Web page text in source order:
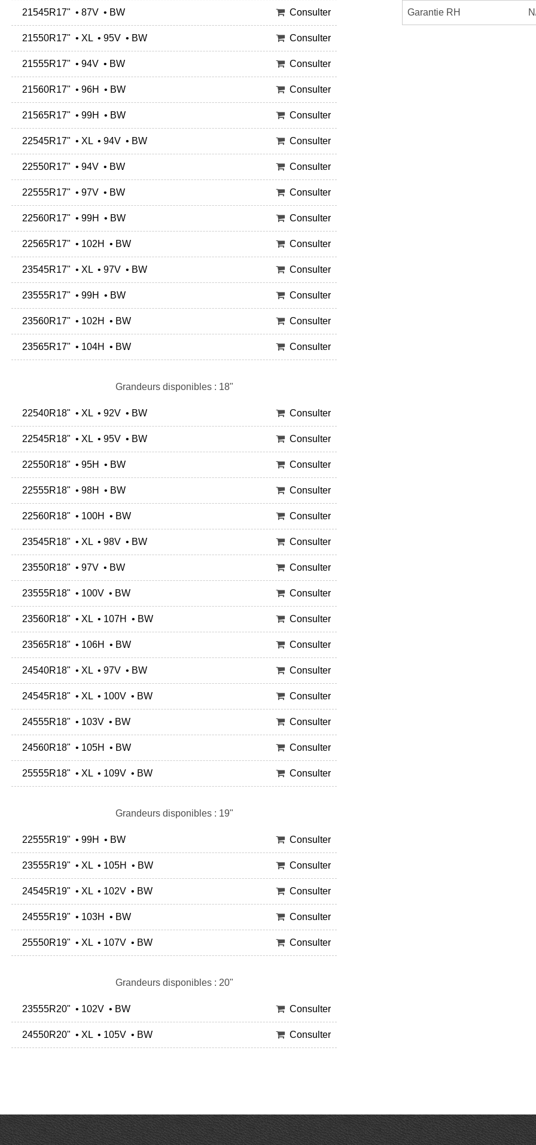
21545R17" • 87V • BW Consulter
21550R17" • XL • 95V • BW Consulter
21555R17" • 94V • BW Consulter
21560R17" • 96H • BW Consulter
21565R17" • 99H • BW Consulter
22545R17" • XL • 94V • BW Consulter
22550R17" • 94V • BW Consulter
22555R17" • 97V • BW Consulter
22560R17" • 99H • BW Consulter
22565R17" • 102H • BW Consulter
23545R17" • XL • 97V • BW Consulter
23555R17" • 99H • BW Consulter
23560R17" • 102H • BW Consulter
23565R17" • 104H • BW Consulter
Grandeurs disponibles : 18"
22540R18" • XL • 92V • BW Consulter
22545R18" • XL • 95V • BW Consulter
22550R18" • 95H • BW Consulter
22555R18" • 98H • BW Consulter
22560R18" • 100H • BW Consulter
23545R18" • XL • 98V • BW Consulter
23550R18" • 97V • BW Consulter
23555R18" • 100V • BW Consulter
23560R18" • XL • 107H • BW Consulter
23565R18" • 106H • BW Consulter
24540R18" • XL • 97V • BW Consulter
24545R18" • XL • 100V • BW Consulter
24555R18" • 103V • BW Consulter
24560R18" • 105H • BW Consulter
25555R18" • XL • 109V • BW Consulter
Grandeurs disponibles : 19"
22555R19" • 99H • BW Consulter
23555R19" • XL • 105H • BW Consulter
24545R19" • XL • 102V • BW Consulter
24555R19" • 103H • BW Consulter
25550R19" • XL • 107V • BW Consulter
Grandeurs disponibles : 20"
23555R20" • 102V • BW Consulter
24550R20" • XL • 105V • BW Consulter
Garantie RH